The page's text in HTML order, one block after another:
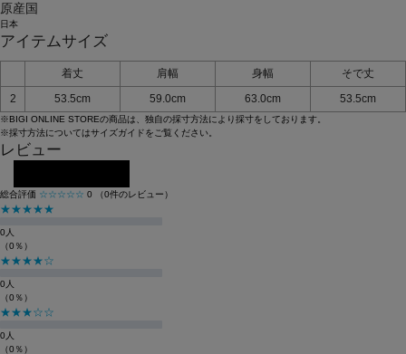
原産国
日本
アイテムサイズ
着丈 肩幅 身幅
そで丈
2
53.5cm 59.0cm 63.0cm 53.5cm
※BIGI ONLINE STOREの商品は、独自の採寸方法により採寸をしております。
※採寸方法についてはサイズガイドをご覧ください。
レビュー
総合評価 ☆☆☆☆☆ 0 （0件のレビュー）
★★★★★
0人
（0％）
★★★★☆
0人
（0％）
★★★☆☆
0人
（0％）